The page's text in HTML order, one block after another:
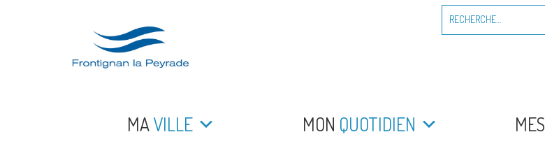
FRONTIGNAN LA PEYRADE
pour
MAVILLE MON QUOTIDIEN MES